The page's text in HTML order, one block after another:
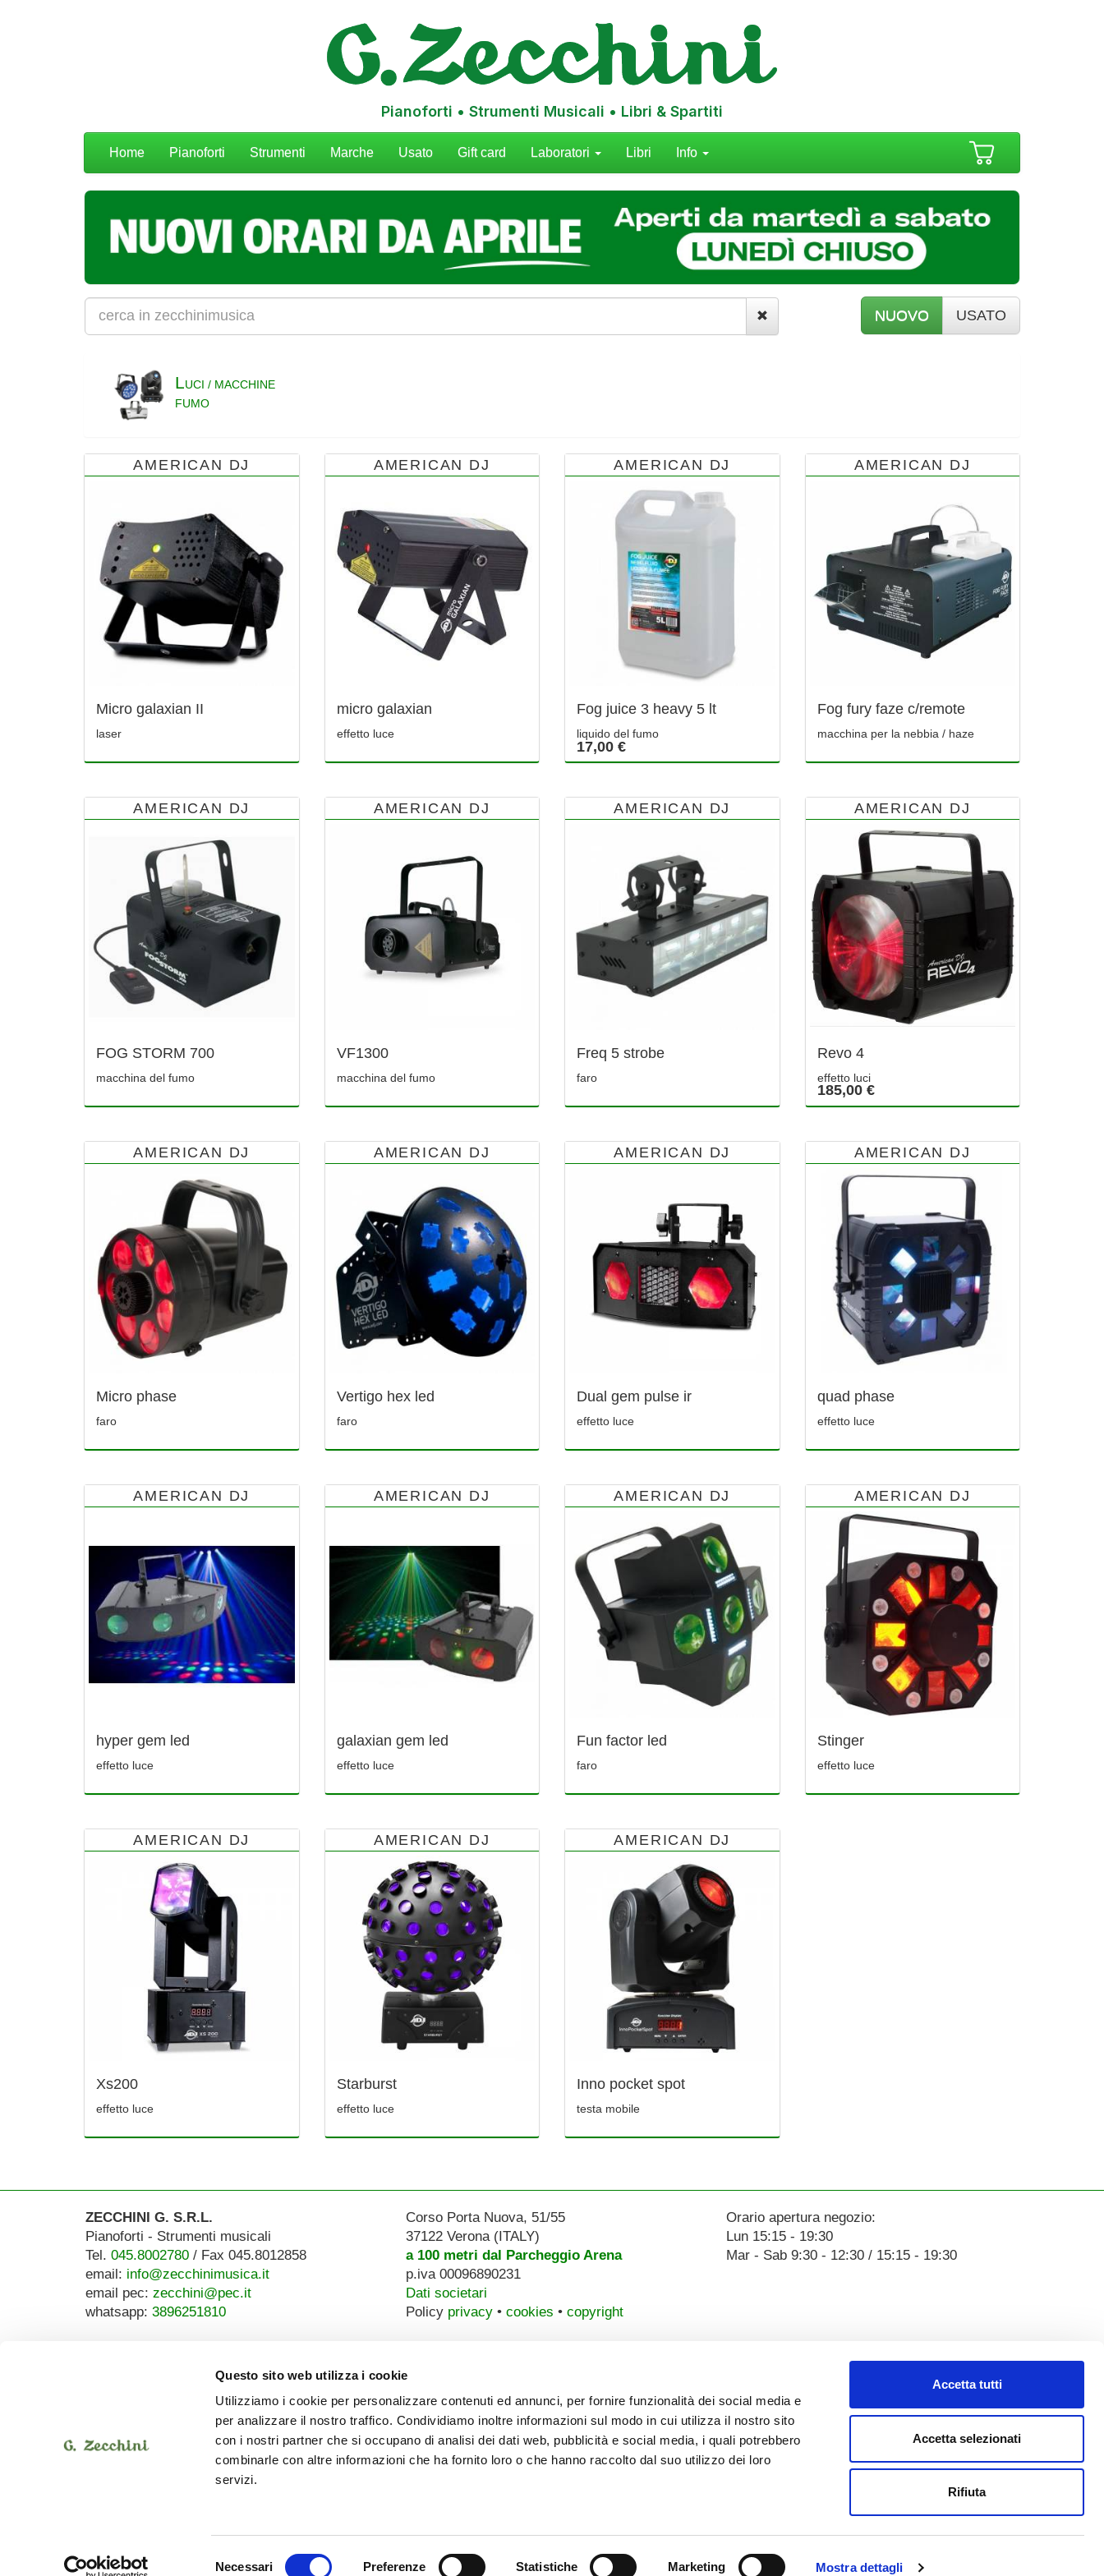
Questo sito web utilizza i cookie
Utilizziamo i cookie per personalizzare contenuti ed annunci, per fornire funzionalità dei social media e
per analizzare il nostro traffico. Condividiamo inoltre informazioni sul modo in cui utilizza il nostro sito
con i nostri partner che si occupano di analisi dei dati web, pubblicità e social media, i quali potrebbero
combinarle con altre informazioni che ha fornito loro o che hanno raccolto dal suo utilizzo dei loro
servizi.
Necessari Preferenze Statistiche Marketing Mostra dettagli
Accetta tutti
Accetta selezionati
Rifiuta
Pianoforti • Strumenti Musicali • Libri & Spartiti
navigazione
Home Pianoforti Strumenti Marche Usato Gift card Laboratori Libri Info
NUOVO USATO
L UCI / MACCHINE
FUMO
AMERICAN DJ
Micro galaxian II
laser
AMERICAN DJ
micro galaxian
effetto luce
AMERICAN DJ
Fog juice 3 heavy 5 lt
liquido del fumo
17,00 €
AMERICAN DJ
Fog fury faze c/remote
macchina per la nebbia / haze
AMERICAN DJ
FOG STORM 700
macchina del fumo
AMERICAN DJ
VF1300
macchina del fumo
AMERICAN DJ
Freq 5 strobe
faro
AMERICAN DJ
Revo 4
effetto luci
185,00 €
AMERICAN DJ
Micro phase
faro
AMERICAN DJ
Vertigo hex led
faro
AMERICAN DJ
Dual gem pulse ir
effetto luce
AMERICAN DJ
quad phase
effetto luce
AMERICAN DJ
hyper gem led
effetto luce
AMERICAN DJ
galaxian gem led
effetto luce
AMERICAN DJ
Fun factor led
faro
AMERICAN DJ
Stinger
effetto luce
AMERICAN DJ
Xs200
effetto luce
AMERICAN DJ
Starburst
effetto luce
AMERICAN DJ
Inno pocket spot
testa mobile
ZECCHINI G. S.R.L.
Pianoforti - Strumenti musicali
Tel. 045.8002780/ Fax 045.8012858
email: info@zecchinimusica.it
email pec: zecchini@pec.it
whatsapp: 3896251810
Corso Porta Nuova, 51/55
37122 Verona (ITALY)
a 100 metri dal Parcheggio Arena
p.iva 00096890231
Dati societari
Policy privacy• cookies • copyright
Orario apertura negozio:
Lun 15:15 - 19:30
Mar - Sab 9:30 - 12:30 / 15:15 - 19:30